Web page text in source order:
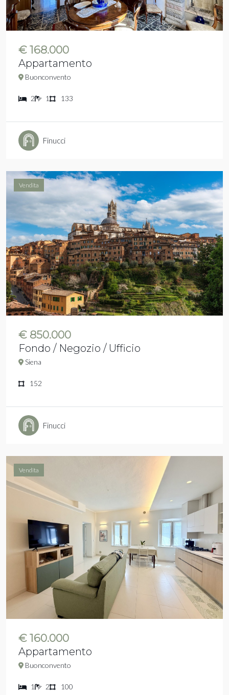
€ 168.000
Appartamento
Buonconvento
2 1 133
Finucci
Vendita
€ 850.000
Fondo / Negozio / Ufficio
Siena
152
Finucci
Vendita
€ 160.000
Appartamento
Buonconvento
1 2 100